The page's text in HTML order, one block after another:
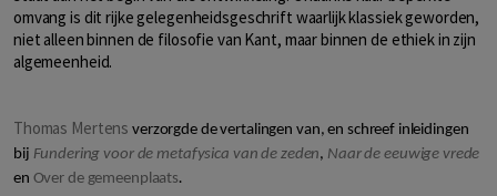
omvang is dit rijke gelegenheidsgeschrift waarlijk klassiek geworden,
niet alleen binnen de filosofie van Kant, maar binnen de ethiek in zijn
algemeenheid.
Thomas Mertensverzorgde de vertalingen van, en schreef inleidingen
bij Fundering voor de metafysica van de zeden, Naar de eeuwige vrede
en Over de gemeenplaats.